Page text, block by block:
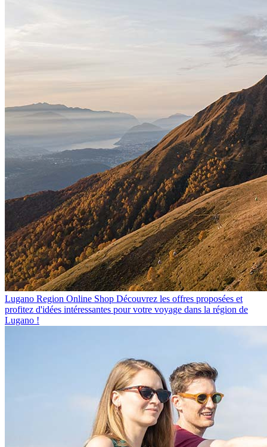
Lugano Region Online Shop Découvrez les offres proposées et
profitez d'idées intéressantes pour votre voyage dans la région de
Lugano !